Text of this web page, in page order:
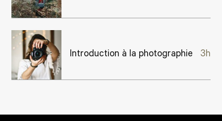
Introduction à la photographie 3h